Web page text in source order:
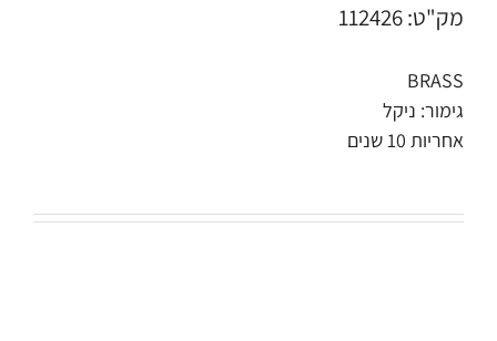
מק"ט: 112426
BRASS
גימור: ניקל
אחריות 10 שנים